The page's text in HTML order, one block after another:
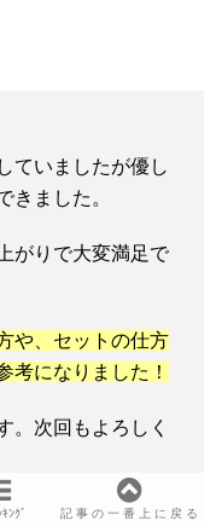
ていましたが優し
きました。
がりで大変満足で
や、セットの仕方
考になりました！
。次回もよろしく
ﾝｸﾞ 記 事 の 一 番 上 に 戻 る